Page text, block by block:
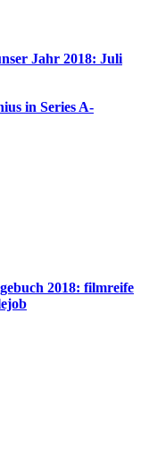
Jahr 2018: Juli
in Series A-
2018: filmreife